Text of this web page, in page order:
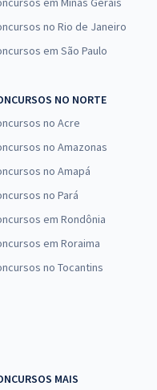
no Rio de Janeiro
em São Paulo
NO NORTE
no Acre
no Amazonas
no Amapá
no Pará
em Rondônia
em Roraima
no Tocantins
MAIS